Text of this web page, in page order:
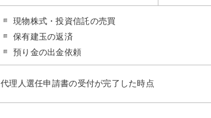
現物株式・投資信託の売買
保有建玉の返済
預り金の出金依頼
代理人選任申請書の受付が完了した時点